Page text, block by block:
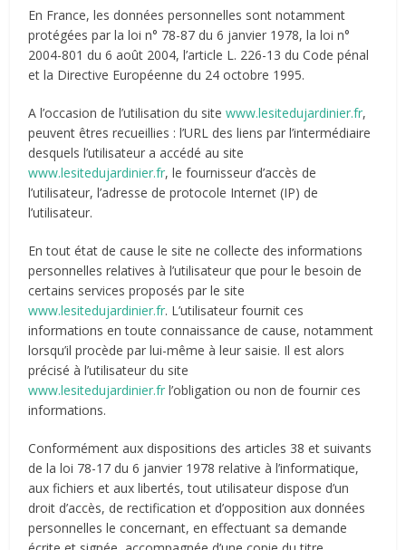
En France, les données personnelles sont notamment
protégées par la loi n° 78-87 du 6 janvier 1978, la loi n°
2004-801 du 6 août 2004, l’article L. 226-13 du Code pénal
et la Directive Européenne du 24 octobre 1995.
A l’occasion de l’utilisation du sitewww.lesitedujardinier.fr,
peuvent êtres recueillies : l’URL des liens par l’intermédiaire
desquels l’utilisateur a accédé au site
www.lesitedujardinier.fr, le fournisseur d’accès de
l’utilisateur, l’adresse de protocole Internet (IP) de
l’utilisateur.
En tout état de cause le site ne collecte des informations
personnelles relatives à l’utilisateur que pour le besoin de
certains services proposés par le site
www.lesitedujardinier.fr. L’utilisateur fournit ces
informations en toute connaissance de cause, notamment
lorsqu’il procède par lui-même à leur saisie. Il est alors
précisé à l’utilisateur du site
www.lesitedujardinier.fr l’obligation ou non de fournir ces
informations.
Conformément aux dispositions des articles 38 et suivants
de la loi 78-17 du 6 janvier 1978 relative à l’informatique,
aux fichiers et aux libertés, tout utilisateur dispose d’un
droit d’accès, de rectification et d’opposition aux données
personnelles le concernant, en effectuant sa demande